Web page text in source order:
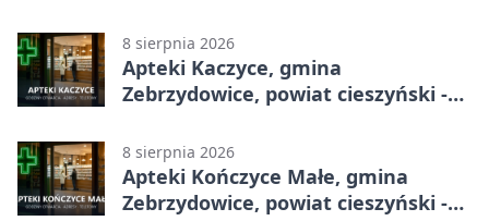
8 sierpnia 2026
Apteki Kaczyce, gmina
Zebrzydowice, powiat cieszyński -
8 sierpnia 2026
Apteki Kończyce Małe, gmina
Zebrzydowice, powiat cieszyński -